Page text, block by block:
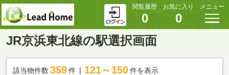
閲覧履歴
0
お気に入り
0
メニュー
JR京浜東北線の駅選択画面
該当物件数 359件 121～150 件を表示